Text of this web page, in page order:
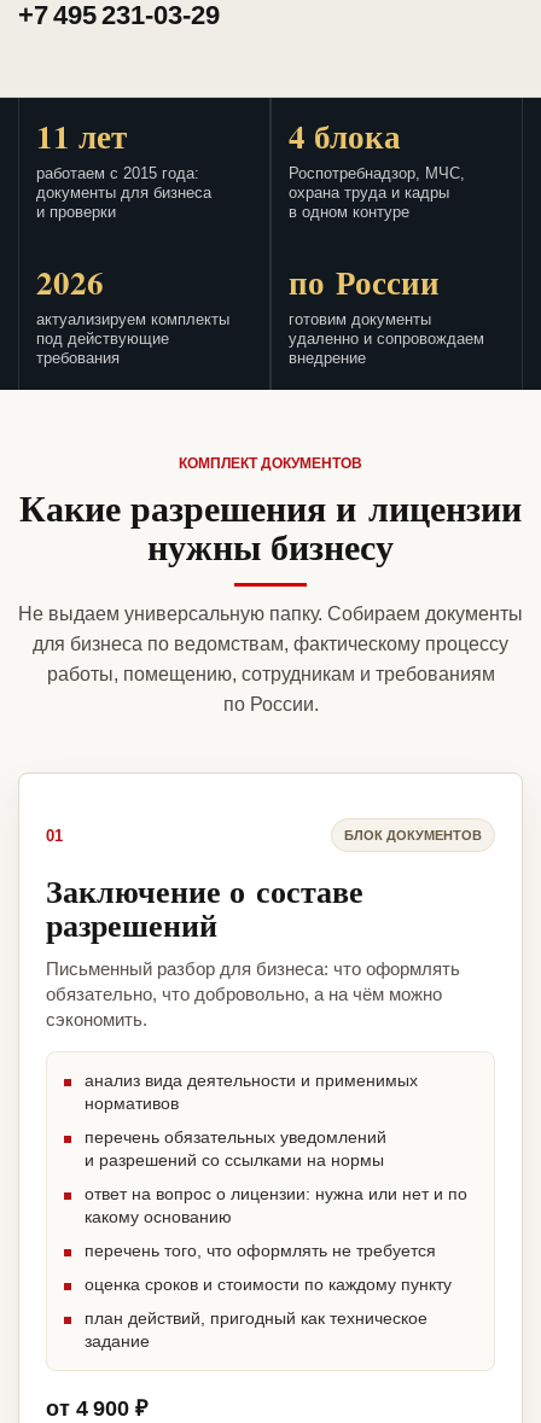
+7 495 231-03-29
11 лет
работаем с 2015 года:
документы для бизнеса
и проверки
4 блока
Роспотребнадзор, МЧС,
охрана труда и кадры
в одном контуре
2026
актуализируем комплекты
под действующие
требования
по России
готовим документы
удаленно и сопровождаем
внедрение
КОМПЛЕКТ ДОКУМЕНТОВ
Какие разрешения и лицензии
нужны бизнесу
Не выдаем универсальную папку. Собираем документы
для бизнеса по ведомствам, фактическому процессу
работы, помещению, сотрудникам и требованиям
по России.
01 БЛОК ДОКУМЕНТОВ
Заключение о составе
разрешений
Письменный разбор для бизнеса: что оформлять
обязательно, что добровольно, а на чём можно
сэкономить.
анализ вида деятельности и применимых
нормативов
перечень обязательных уведомлений
и разрешений со ссылками на нормы
ответ на вопрос о лицензии: нужна или нет и по
какому основанию
перечень того, что оформлять не требуется
оценка сроков и стоимости по каждому пункту
план действий, пригодный как техническое
задание
от 4 900 ₽